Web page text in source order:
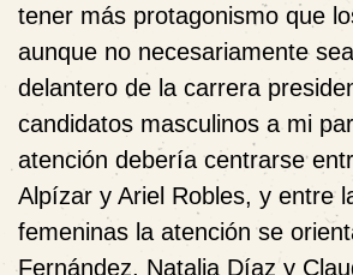
tener más protagonismo que
aunque no necesariamente
delantero de la carrera
candidatos masculinos a mi
atención debería centrarse
Alpízar y Ariel Robles, y entre
femeninas la atención se
Fernández, Natalia Díaz y